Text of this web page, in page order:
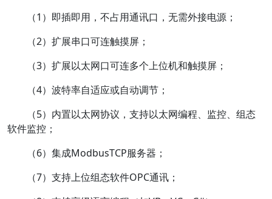
（1）即插即用，不占用通讯口，无需外接电源；
（2）扩展串口可连触摸屏；
（3）扩展以太网口可连多个上位机和触摸屏；
（4）波特率自适应或自动调节；
（5）内置以太网协议，支持以太网编程、监控、组态
软件监控；
（6）集成ModbusTCP服务器；
（7）支持上位组态软件OPC通讯；